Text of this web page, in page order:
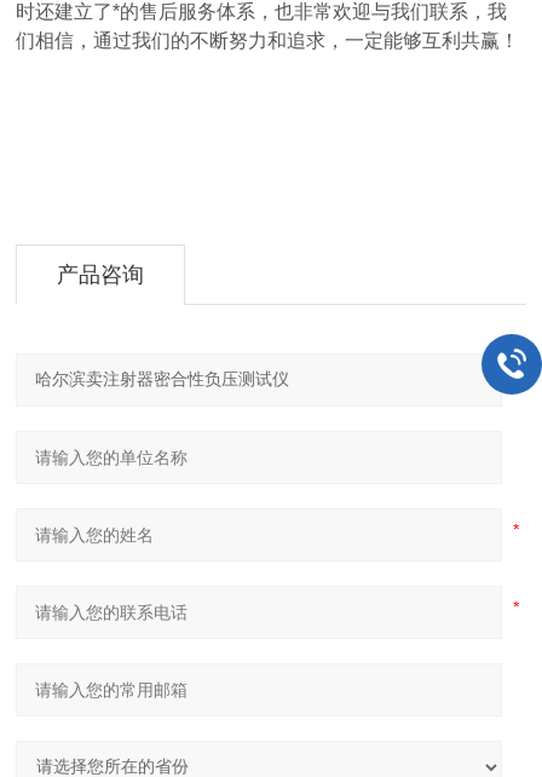
时还建立了*的售后服务体系，也非常欢迎与我们联系，我
们相信，通过我们的不断努力和追求，一定能够互利共赢！
产品咨询